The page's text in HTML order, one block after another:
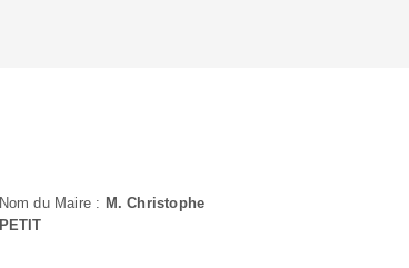
Nom du Maire : M. Christophe
PETIT